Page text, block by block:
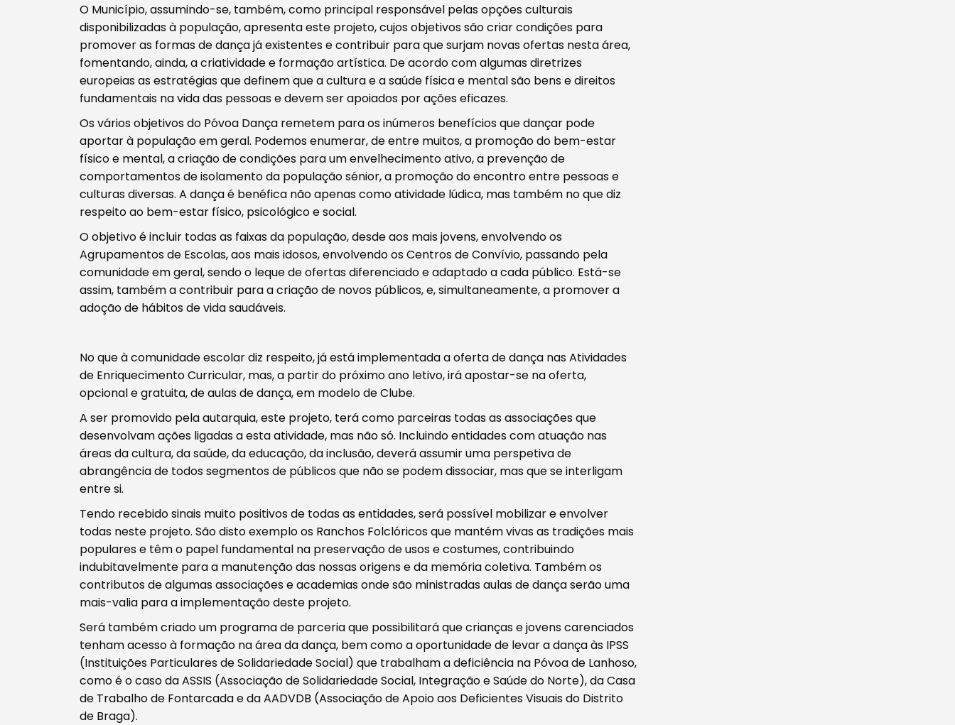
Procurar
Filtros
O Município, assumindo-se, também, como principal responsável pelas opções culturais
disponibilizadas à população, apresenta este projeto, cujos objetivos são criar condições para
promover as formas de dança já existentes e contribuir para que surjam novas ofertas nesta área,
fomentando, ainda, a criatividade e formação artística. De acordo com algumas diretrizes
europeias as estratégias que definem que a cultura e a saúde física e mental são bens e direitos
fundamentais na vida das pessoas e devem ser apoiados por ações eficazes.
Os vários objetivos do Póvoa Dança remetem para os inúmeros benefícios que dançar pode
aportar à população em geral. Podemos enumerar, de entre muitos, a promoção do bem-estar
físico e mental, a criação de condições para um envelhecimento ativo, a prevenção de
comportamentos de isolamento da população sénior, a promoção do encontro entre pessoas e
culturas diversas. A dança é benéfica não apenas como atividade lúdica, mas também no que diz
respeito ao bem-estar físico, psicológico e social.
O objetivo é incluir todas as faixas da população, desde aos mais jovens, envolvendo os
Agrupamentos de Escolas, aos mais idosos, envolvendo os Centros de Convívio, passando pela
comunidade em geral, sendo o leque de ofertas diferenciado e adaptado a cada público. Está-se
assim, também a contribuir para a criação de novos públicos, e, simultaneamente, a promover a
adoção de hábitos de vida saudáveis.
No que à comunidade escolar diz respeito, já está implementada a oferta de dança nas Atividades
de Enriquecimento Curricular, mas, a partir do próximo ano letivo, irá apostar-se na oferta,
opcional e gratuita, de aulas de dança, em modelo de Clube.
A ser promovido pela autarquia, este projeto, terá como parceiras todas as associações que
desenvolvam ações ligadas a esta atividade, mas não só. Incluindo entidades com atuação nas
áreas da cultura, da saúde, da educação, da inclusão, deverá assumir uma perspetiva de
abrangência de todos segmentos de públicos que não se podem dissociar, mas que se interligam
entre si.
Tendo recebido sinais muito positivos de todas as entidades, será possível mobilizar e envolver
todas neste projeto. São disto exemplo os Ranchos Folclóricos que mantém vivas as tradições mais
populares e têm o papel fundamental na preservação de usos e costumes, contribuindo
indubitavelmente para a manutenção das nossas origens e da memória coletiva. Também os
contributos de algumas associações e academias onde são ministradas aulas de dança serão uma
mais-valia para a implementação deste projeto.
Será também criado um programa de parceria que possibilitará que crianças e jovens carenciados
tenham acesso à formação na área da dança, bem como a oportunidade de levar a dança às IPSS
(Instituições Particulares de Solidariedade Social) que trabalham a deficiência na Póvoa de Lanhoso,
como é o caso da ASSIS (Associação de Solidariedade Social, Integração e Saúde do Norte), da Casa
de Trabalho de Fontarcada e da AADVDB (Associação de Apoio aos Deficientes Visuais do Distrito
de Braga).